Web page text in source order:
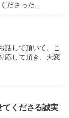
ださった…
話して頂いて、こ
応して頂き、大変
てくださる誠実